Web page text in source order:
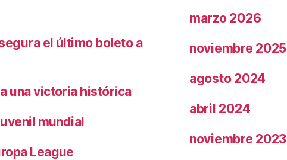
el último boleto a
una victoria histórica
mundial
League
marzo 2026
noviembre 2025
agosto 2024
abril 2024
noviembre 2023